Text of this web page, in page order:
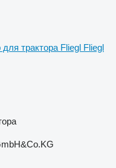
трактора Fliegl Fliegl